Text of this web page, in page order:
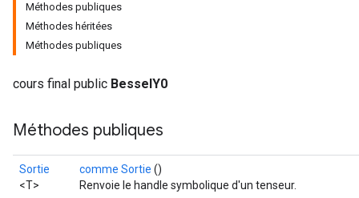
Méthodes publiques
Méthodes héritées
Méthodes publiques
cours final public BesselY0
Méthodes publiques
Sortie
<T>
comme Sortie ()
Renvoie le handle symbolique d'un tenseur.